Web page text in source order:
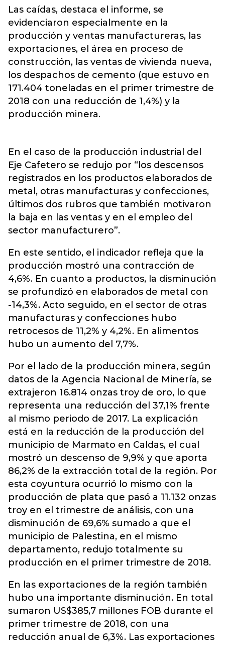
Las caídas, destaca el informe, se
evidenciaron especialmente en la
producción y ventas manufactureras, las
exportaciones, el área en proceso de
construcción, las ventas de vivienda nueva,
los despachos de cemento (que estuvo en
171.404 toneladas en el primer trimestre de
2018 con una reducción de 1,4%) y la
producción minera.
En el caso de la producción industrial del
Eje Cafetero se redujo por “los descensos
registrados en los productos elaborados de
metal, otras manufacturas y confecciones,
últimos dos rubros que también motivaron
la baja en las ventas y en el empleo del
sector manufacturero”.
En este sentido, el indicador refleja que la
producción mostró una contracción de
4,6%. En cuanto a productos, la disminución
se profundizó en elaborados de metal con
-14,3%. Acto seguido, en el sector de otras
manufacturas y confecciones hubo
retrocesos de 11,2% y 4,2%. En alimentos
hubo un aumento del 7,7%.
Por el lado de la producción minera, según
datos de la Agencia Nacional de Minería, se
extrajeron 16.814 onzas troy de oro, lo que
representa una reducción del 37,1% frente
al mismo periodo de 2017. La explicación
está en la reducción de la producción del
municipio de Marmato en Caldas, el cual
mostró un descenso de 9,9% y que aporta
86,2% de la extracción total de la región. Por
esta coyuntura ocurrió lo mismo con la
producción de plata que pasó a 11.132 onzas
troy en el trimestre de análisis, con una
disminución de 69,6% sumado a que el
municipio de Palestina, en el mismo
departamento, redujo totalmente su
producción en el primer trimestre de 2018.
En las exportaciones de la región también
hubo una importante disminución. En total
sumaron US$385,7 millones FOB durante el
primer trimestre de 2018, con una
reducción anual de 6,3%. Las exportaciones